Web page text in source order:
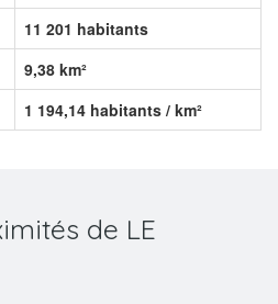
11 201 habitants
9,38 km²
1 194,14 habitants / km²
de LE